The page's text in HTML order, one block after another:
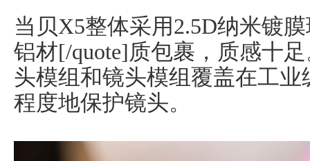
当贝X5整体采用2.5D纳米镀
铝材[/quote]质包裹，质感十
头模组和镜头模组覆盖在工
程度地保护镜头。